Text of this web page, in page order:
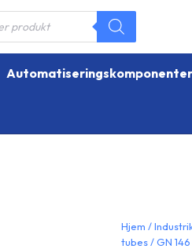
Automatiseringskomponenter
Hjem /
tubes/GN 146